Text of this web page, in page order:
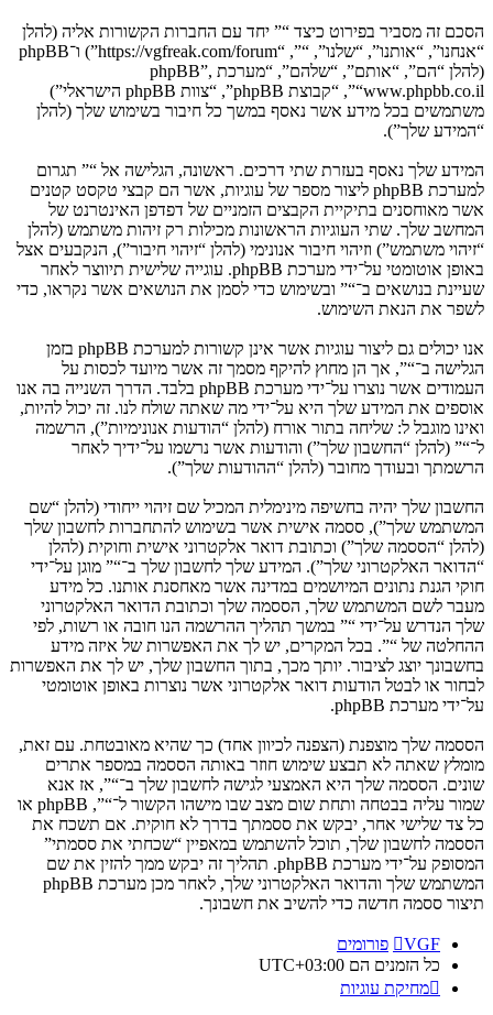
הסכם זה מסביר בפירוט כיצד “” יחד עם החברות הקשורות אליה (להלן
“אנחנו”, “אותנו”, “שלנו”, “”, “https://vgfreak.com/forum”) ו־phpBB
(להלן “הם”, “אותם”, “שלהם”, “מערכת phpBB”,
“www.phpbb.co.il”, “קבוצת phpBB”, “צוות phpBB הישראלי”)
משתמשים בכל מידע אשר נאסף במשך כל חיבור בשימוש שלך (להלן
“המידע שלך”).
המידע שלך נאסף בעזרת שתי דרכים. ראשונה, הגלישה אל “” תגרום
למערכת phpBB ליצור מספר של עוגיות, אשר הם קבצי טקסט קטנים
אשר מאוחסנים בתיקיית הקבצים הזמניים של דפדפן האינטרנט של
המחשב שלך. שתי העוגיות הראשונות מכילות רק זיהות משתמש (להלן
“זיהוי משתמש”) וזיהוי חיבור אנונימי (להלן “זיהוי חיבור”), הנקבעים אצל
באופן אוטומטי על־ידי מערכת phpBB. עוגייה שלישית תיווצר לאחר
שעיינת בנושאים ב־“” ובשימוש כדי לסמן את הנושאים אשר נקראו, כדי
לשפר את הנאת השימוש.
אנו יכולים גם ליצור עוגיות אשר אינן קשורות למערכת phpBB בזמן
הגלישה ב־“”, אך הן מחוץ להיקף מסמך זה אשר מיועד לכסות על
העמודים אשר נוצרו על־ידי מערכת phpBB בלבד. הדרך השנייה בה אנו
אוספים את המידע שלך היא על־ידי מה שאתה שולח לנו. זה יכול להיות,
ואינו מוגבל ל: שליחה בתור אורח (להלן “הודעות אנונימיות”), הרשמה
ל־“” (להלן “החשבון שלך”) והודעות אשר נרשמו על־ידיך לאחר
הרשמתך ובעודך מחובר (להלן “ההודעות שלך”).
החשבון שלך יהיה בחשיפה מינימלית המכיל שם זיהוי ייחודי (להלן “שם
המשתמש שלך”), ססמה אישית אשר בשימוש להתחברות לחשבון שלך
(להלן “הססמה שלך”) וכתובת דואר אלקטרוני אישית וחוקית (להלן
“הדואר האלקטרוני שלך”). המידע שלך לחשבון שלך ב־“” מוגן על־ידי
חוקי הגנת נתונים המיושמים במדינה אשר מאחסנת אותנו. כל מידע
מעבר לשם המשתמש שלך, הססמה שלך וכתובת הדואר האלקטרוני
שלך הנדרש על־ידי “” במשך תהליך ההרשמה הנו חובה או רשות, לפי
ההחלטה של “”. בכל המקרים, יש לך את האפשרות של איזה מידע
בחשבונך יוצג לציבור. יותך מכך, בתוך החשבון שלך, יש לך את האפשרות
לבחור או לבטל הודעות דואר אלקטרוני אשר נוצרות באופן אוטומטי
על־ידי מערכת phpBB.
הססמה שלך מוצפנת (הצפנה לכיוון אחד) כך שהיא מאובטחת. עם זאת,
מומלץ שאתה לא תבצע שימוש חוזר באותה הססמה במספר אתרים
שונים. הססמה שלך היא האמצעי לגישה לחשבון שלך ב־“”, אז אנא
שמור עליה בבטחה ותחת שום מצב שבו מישהו הקשור ל־“”, phpBB או
כל צד שלישי אחר, יבקש את ססמתך בדרך לא חוקית. אם תשכח את
הססמה לחשבון שלך, תוכל להשתמש במאפיין “שכחתי את ססמתי”
המסופק על־ידי מערכת phpBB. תהליך זה יבקש ממך להזין את שם
המשתמש שלך והדואר האלקטרוני שלך, לאחר מכן מערכת phpBB
תיצור ססמה חדשה כדי להשיב את חשבונך.
VGF
פורומים
כל הזמנים הם UTC+03:00
מחיקת עוגיות